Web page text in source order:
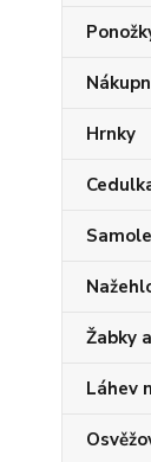
Hrnky
Žabky
Láhev